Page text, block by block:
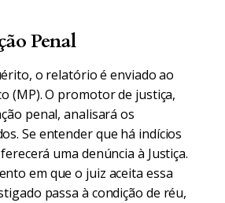
Penal
o relatório é enviado ao
(MP). O promotor de justiça,
penal, analisará os
Se entender que há indícios
uma denúncia à Justiça.
em que o juiz aceita essa
passa à condição de réu,